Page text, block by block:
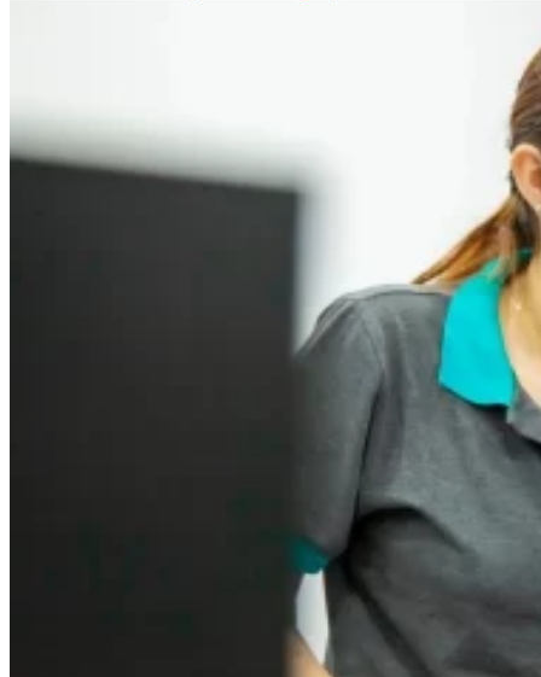
Sắc Đẹp
Kỹ Thuật Viên Spa
Kinh Doanh Chuỗi và Nhượng Quyền Spa, Salon
Kỹ Thuật Tạo Sợi Hairstroke
Kỹ Thuật Chải Bới Tóc Chuyên Nghiệp
Quản Lý Hair Salon Chuyên Nghiệp
Kỹ Thuật Nhuộm – Uốn – Duỗi
Train The Trainer – Chuyên Ngành Nail
Gội Đầu Dưỡng Sinh Và Massage Thư Giãn
Marketing Online Ngành Chăm Sóc Sắc Đẹp
Chuyên Đề Chăm Sóc Sắc Đẹp